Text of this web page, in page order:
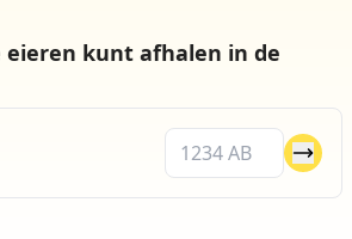
eieren kunt afhalen in de